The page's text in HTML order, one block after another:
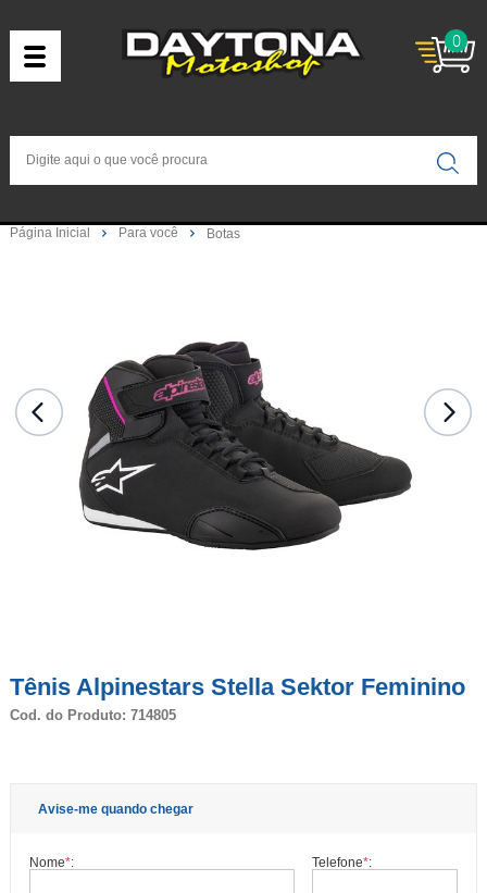
0
Página Inicial Para você Botas
Tênis Alpinestars Stella Sektor Feminino
Cod. do Produto: 714805
Avise-me quando chegar
Nome*: Telefone*: